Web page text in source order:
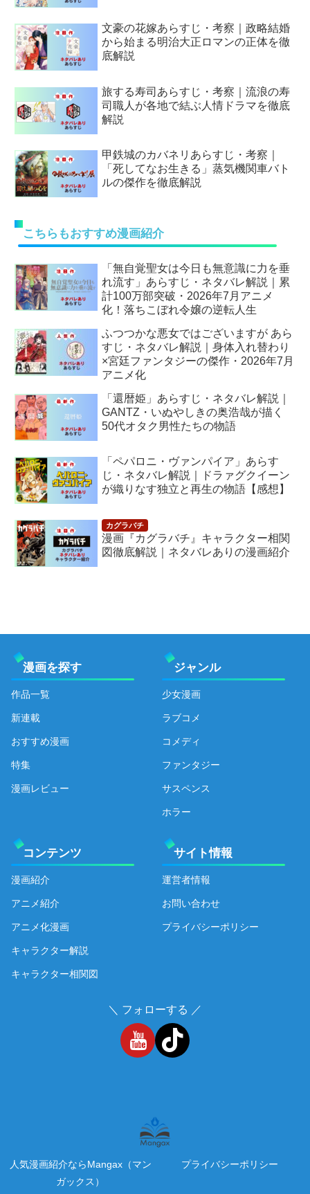
文豪の花嫁あらすじ・考察｜政略結婚
から始まる明治大正ロマンの正体を徹
底解説
旅する寿司あらすじ・考察｜流浪の寿
司職人が各地で結ぶ人情ドラマを徹底
解説
甲鉄城のカバネリあらすじ・考察｜
「死してなお生きる」蒸気機関車バト
ルの傑作を徹底解説
こちらもおすすめ漫画紹介
「無自覚聖女は今日も無意識に力を垂
れ流す」あらすじ・ネタバレ解説｜累
計100万部突破・2026年7月アニメ
化！落ちこぼれ令嬢の逆転人生
ふつつかな悪女ではございますが あら
すじ・ネタバレ解説｜身体入れ替わり
×宮廷ファンタジーの傑作・2026年7月
アニメ化
「還暦姫」あらすじ・ネタバレ解説｜
GANTZ・いぬやしきの奥浩哉が描く
50代オタク男性たちの物語
「ペパロニ・ヴァンパイア」あらす
じ・ネタバレ解説｜ドラァグクイーン
が織りなす独立と再生の物語【感想】
漫画『カグラバチ』キャラクター相関
図徹底解説｜ネタバレありの漫画紹介
漫画を探す
作品一覧
新連載
おすすめ漫画
特集
漫画レビュー
ジャンル
少女漫画
ラブコメ
コメディ
ファンタジー
サスペンス
ホラー
コンテンツ
漫画紹介
アニメ紹介
アニメ化漫画
キャラクター解説
キャラクター相関図
サイト情報
運営者情報
お問い合わせ
プライバシーポリシー
＼ フォローする ／
人気漫画紹介ならMangax（マン
ガックス）
プライバシーポリシー